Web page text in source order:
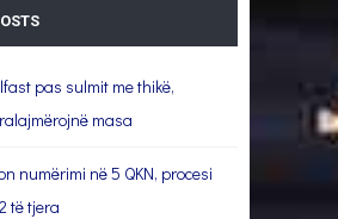
pas sulmit me thikë,
masa
numërimi në 5 QKN, procesi
të tjera